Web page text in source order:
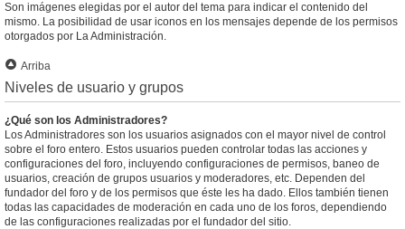
Son imágenes elegidas por el autor del tema para indicar el contenido del
mismo. La posibilidad de usar iconos en los mensajes depende de los permisos
otorgados por La Administración.
Arriba
Niveles de usuario y grupos
¿Qué son los Administradores?
Los Administradores son los usuarios asignados con el mayor nivel de control
sobre el foro entero. Estos usuarios pueden controlar todas las acciones y
configuraciones del foro, incluyendo configuraciones de permisos, baneo de
usuarios, creación de grupos usuarios y moderadores, etc. Dependen del
fundador del foro y de los permisos que éste les ha dado. Ellos también tienen
todas las capacidades de moderación en cada uno de los foros, dependiendo
de las configuraciones realizadas por el fundador del sitio.